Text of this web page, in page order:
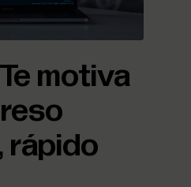
motiva
rápido